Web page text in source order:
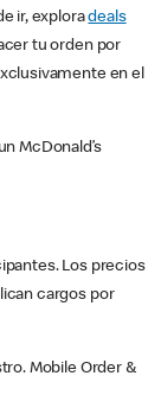
ir, exploradeals
tu orden por
en el
McDonald’s
Los precios
cargos por
Mobile Order &